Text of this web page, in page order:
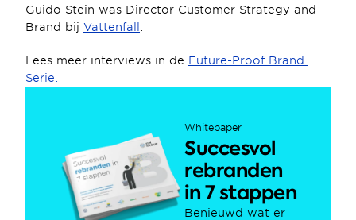
Guido Stein was Director Customer Strategy and
Brand bij Vattenfall
Lees meer interviews in de Future-Proof Brand
Serie.
Whitepaper
Succesvol
rebranden
in 7 stappen
Benieuwd wat er